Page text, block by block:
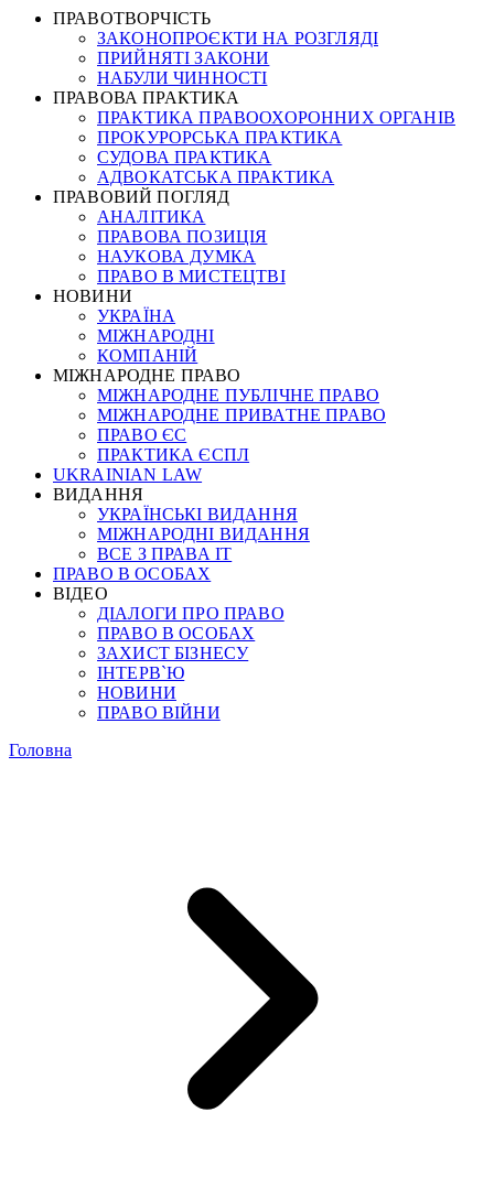
ПРАВОТВОРЧІСТЬ
ЗАКОНОПРОЄКТИ НА РОЗГЛЯДІ
ПРИЙНЯТІ ЗАКОНИ
НАБУЛИ ЧИННОСТІ
ПРАВОВА ПРАКТИКА
ПРАКТИКА ПРАВООХОРОННИХ ОРГАНІВ
ПРОКУРОРСЬКА ПРАКТИКА
СУДОВА ПРАКТИКА
АДВОКАТСЬКА ПРАКТИКА
ПРАВОВИЙ ПОГЛЯД
АНАЛІТИКА
ПРАВОВА ПОЗИЦІЯ
НАУКОВА ДУМКА
ПРАВО В МИСТЕЦТВІ
НОВИНИ
УКРАЇНА
МІЖНАРОДНІ
КОМПАНІЙ
МІЖНАРОДНЕ ПРАВО
МІЖНАРОДНЕ ПУБЛІЧНЕ ПРАВО
МІЖНАРОДНЕ ПРИВАТНЕ ПРАВО
ПРАВО ЄС
ПРАКТИКА ЄСПЛ
UKRAINIAN LAW
ВИДАННЯ
УКРАЇНСЬКІ ВИДАННЯ
МІЖНАРОДНІ ВИДАННЯ
ВСЕ З ПРАВА ІТ
ПРАВО В ОСОБАХ
ВІДЕО
ДІАЛОГИ ПРО ПРАВО
ПРАВО В ОСОБАХ
ЗАХИСТ БІЗНЕСУ
ІНТЕРВ`Ю
НОВИНИ
ПРАВО ВІЙНИ
Головна